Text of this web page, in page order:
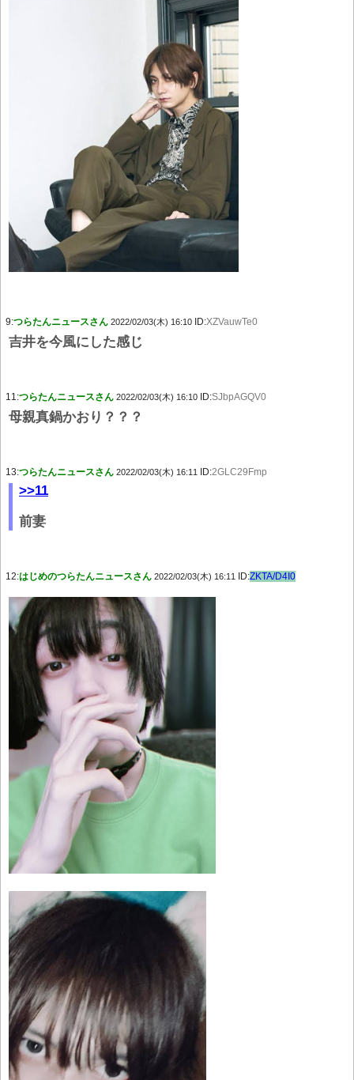
9:つらたんニュースさん 2022/02/03(木) 16:10 ID:XZVauwTe0
吉井を今風にした感じ
11:つらたんニュースさん 2022/02/03(木) 16:10 ID:SJbpAGQV0
母親真鍋かおり？？？
13:つらたんニュースさん 2022/02/03(木) 16:11 ID:2GLC29Fmp
>>11
前妻
12:はじめのつらたんニュースさん 2022/02/03(木) 16:11 ID:ZKTA/D4I0